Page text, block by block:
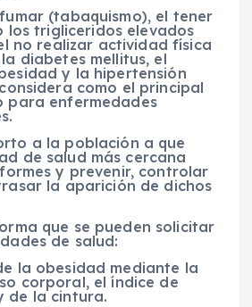
(tabaquismo), el tener
los trigliceridos elevados
no realizar actividad física
diabetes mellitus, el
y la hipertensión
como el principal
para enfermedades
a la población a que
de salud más cercana
y prevenir, controlar
la aparición de dichos
que se pueden solicitar
de salud:
la obesidad mediante la
corporal, el índice de
de la cintura.